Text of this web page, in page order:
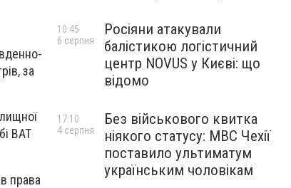
за
ВАТ
права
Росіяни атакували
балістикою логістичний
центр NOVUS у Києві: що
відомо
10:45
6 серпня
Без військового квитка
ніякого статусу: МВС Чехії
поставило ультиматум
українським чоловікам
17:10
4 серпня